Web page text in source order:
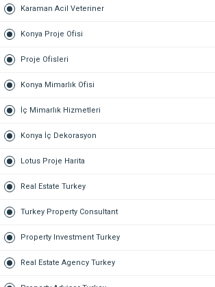
Karaman Acil Veteriner
Konya Proje Ofisi
Proje Ofisleri
Konya Mimarlık Ofisi
İç Mimarlık Hizmetleri
Konya İç Dekorasyon
Lotus Proje Harita
Real Estate Turkey
Turkey Property Consultant
Property Investment Turkey
Real Estate Agency Turkey